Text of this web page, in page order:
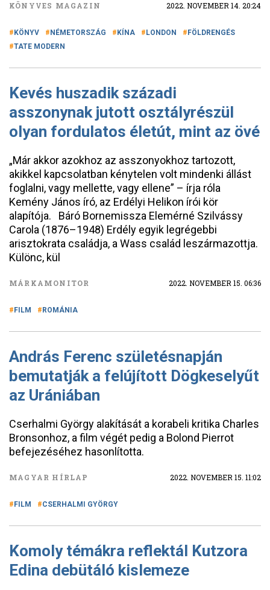
KÖNYVES MAGAZIN 2022. NOVEMBER 14. 20:24
KÖNYV NÉMETORSZÁG KÍNA LONDON
FÖLDRENGÉS
TATE MODERN
Kevés huszadik századi
asszonynak jutott osztályrészül
olyan fordulatos életút, mint az övé
„Már akkor azokhoz az asszonyokhoz tartozott,
akikkel kapcsolatban kénytelen volt mindenki állást
foglalni, vagy mellette, vagy ellene” – írja róla
Kemény János író, az Erdélyi Helikon írói kör
alapítója. Báró Bornemissza Elemérné Szilvássy
Carola (1876–1948) Erdély egyik legrégebbi
arisztokrata családja, a Wass család leszármazottja.
Különc, kül
MÁRKAMONITOR 2022. NOVEMBER 15. 06:36
FILM ROMÁNIA
András Ferenc születésnapján
bemutatják a felújított Dögkeselyűt
az Urániában
Cserhalmi György alakítását a korabeli kritika Charles
Bronsonhoz, a film végét pedig a Bolond Pierrot
befejezéséhez hasonlította.
MAGYAR HÍRLAP 2022. NOVEMBER 15. 11:02
FILM CSERHALMI GYÖRGY
Komoly témákra reflektál Kutzora
Edina debütáló kislemeze